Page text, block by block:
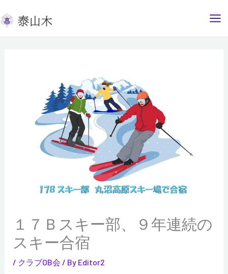
容
１７Ｂスキー部、９年連続の
スキー合宿
/ クラブOB会 / By Editor2